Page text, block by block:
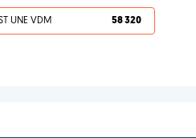
UNE VDM 58 320